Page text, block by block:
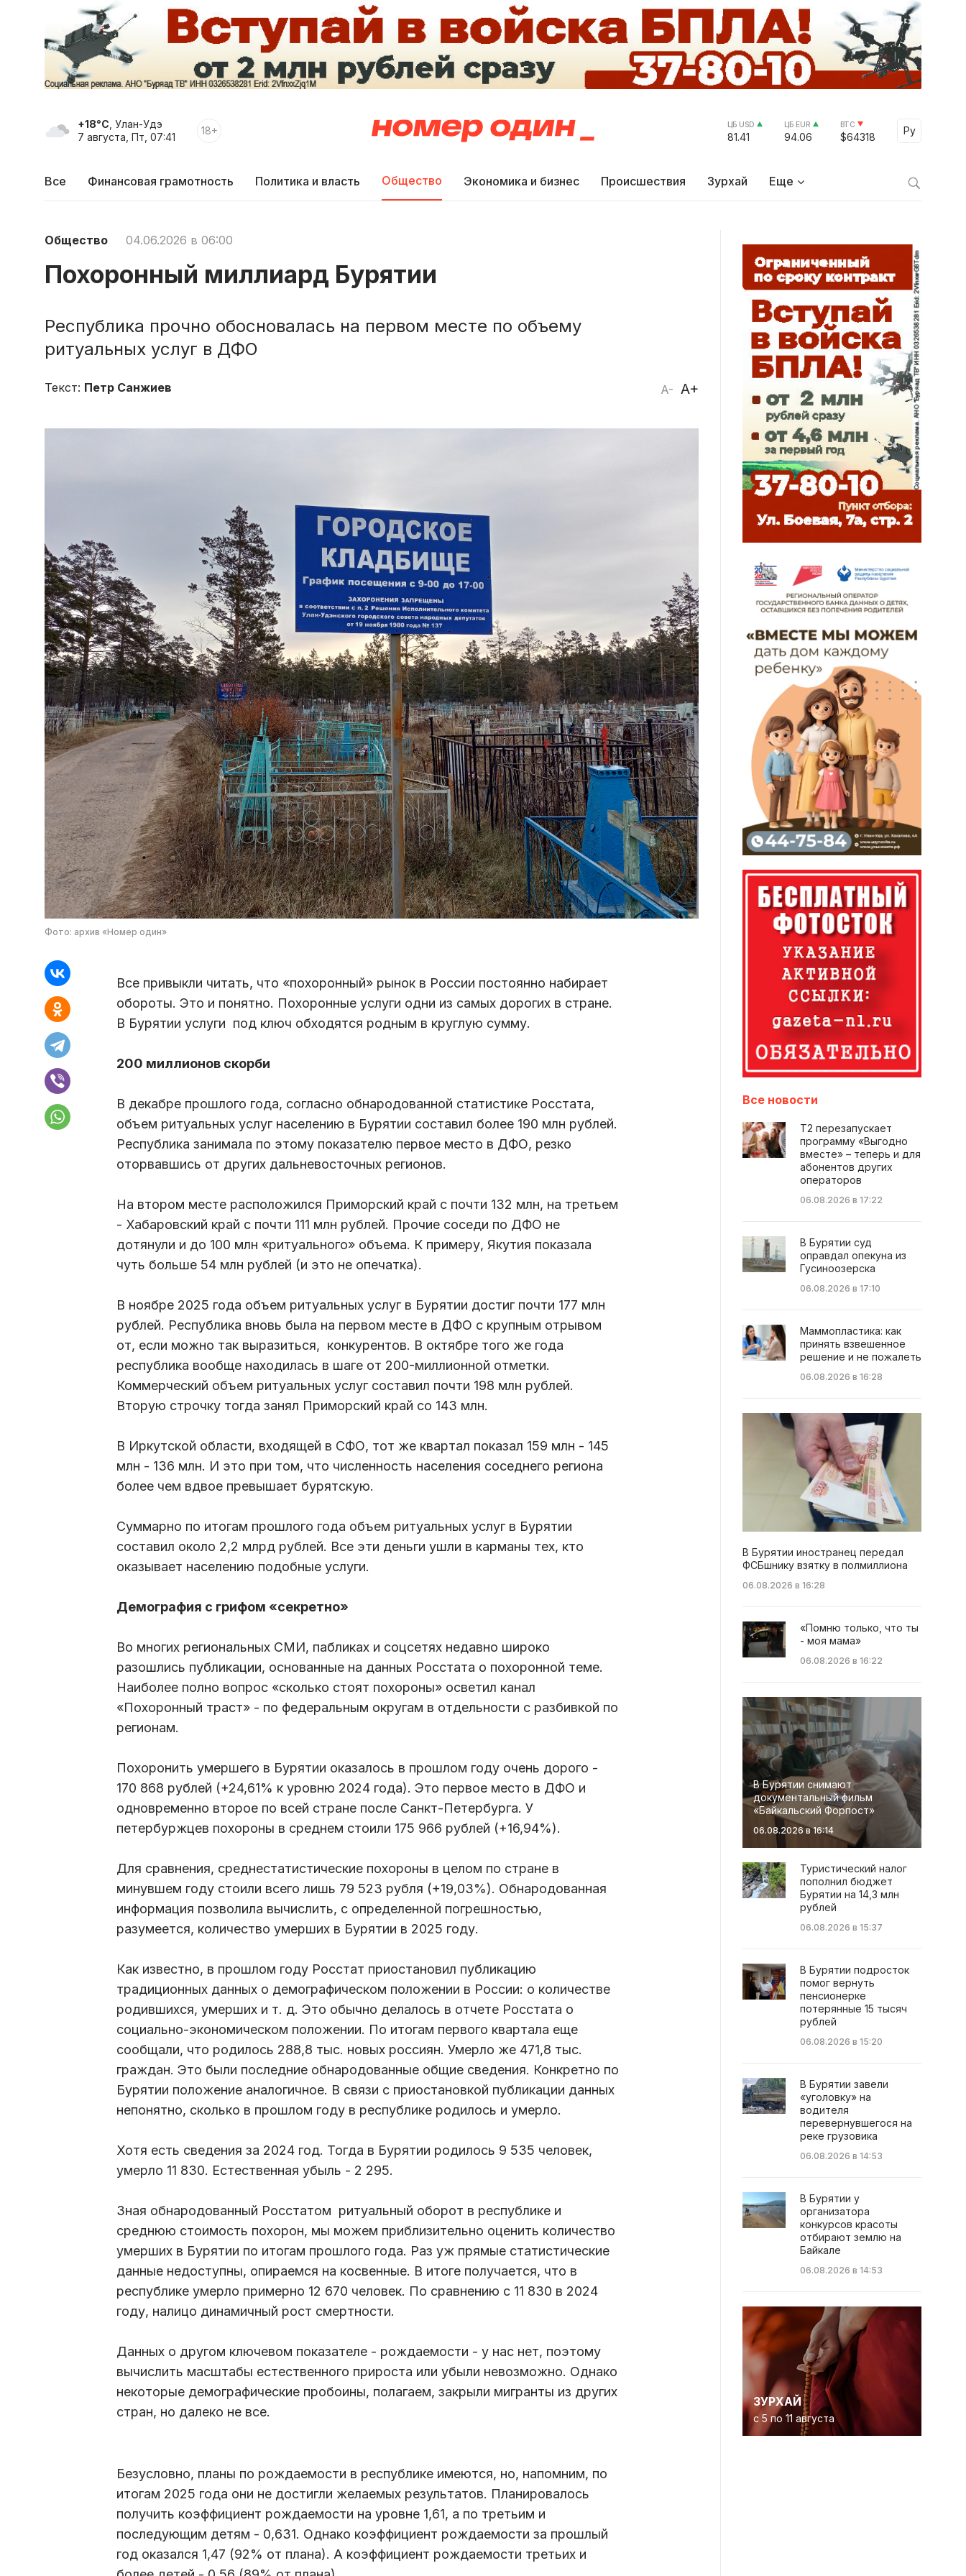
+18°C , Улан-Удэ
7 августа, Пт, 07:41
18+ ЦБ USD
81.41
ЦБ EUR
94.06
BTC
$64318
Ру
Select
Все Финансовая грамотность Политика и власть Общество Экономика и бизнес Происшествия Зурхай Еще
Общество 04.06.2026 в 06:00
Похоронный миллиард Бурятии
Республика прочно обосновалась на первом месте по объему
ритуальных услуг в ДФО
A- A+
Текст: Петр Санжиев
Фото: архив «Номер один»
Все привыкли читать, что «похоронный» рынок в России постоянно набирает
обороты. Это и понятно. Похоронные услуги одни из самых дорогих в стране.
В Бурятии услуги под ключ обходятся родным в круглую сумму.
200 миллионов скорби
В декабре прошлого года, согласно обнародованной статистике Росстата,
объем ритуальных услуг населению в Бурятии составил более 190 млн рублей.
Республика занимала по этому показателю первое место в ДФО, резко
оторвавшись от других дальневосточных регионов.
На втором месте расположился Приморский край с почти 132 млн, на третьем
- Хабаровский край с почти 111 млн рублей. Прочие соседи по ДФО не
дотянули и до 100 млн «ритуального» объема. К примеру, Якутия показала
чуть больше 54 млн рублей (и это не опечатка).
В ноябре 2025 года объем ритуальных услуг в Бурятии достиг почти 177 млн
рублей. Республика вновь была на первом месте в ДФО с крупным отрывом
от, если можно так выразиться, конкурентов. В октябре того же года
республика вообще находилась в шаге от 200-миллионной отметки.
Коммерческий объем ритуальных услуг составил почти 198 млн рублей.
Вторую строчку тогда занял Приморский край со 143 млн.
В Иркутской области, входящей в СФО, тот же квартал показал 159 млн - 145
млн - 136 млн. И это при том, что численность населения соседнего региона
более чем вдвое превышает бурятскую.
Суммарно по итогам прошлого года объем ритуальных услуг в Бурятии
составил около 2,2 млрд рублей. Все эти деньги ушли в карманы тех, кто
оказывает населению подобные услуги.
Демография с грифом «секретно»
Во многих региональных СМИ, пабликах и соцсетях недавно широко
разошлись публикации, основанные на данных Росстата о похоронной теме.
Наиболее полно вопрос «сколько стоят похороны» осветил канал
«Похоронный траст» - по федеральным округам в отдельности с разбивкой по
регионам.
Похоронить умершего в Бурятии оказалось в прошлом году очень дорого -
170 868 рублей (+24,61% к уровню 2024 года). Это первое место в ДФО и
одновременно второе по всей стране после Санкт-Петербурга. У
петербуржцев похороны в среднем стоили 175 966 рублей (+16,94%).
Для сравнения, среднестатистические похороны в целом по стране в
минувшем году стоили всего лишь 79 523 рубля (+19,03%). Обнародованная
информация позволила вычислить, с определенной погрешностью,
разумеется, количество умерших в Бурятии в 2025 году.
Как известно, в прошлом году Росстат приостановил публикацию
традиционных данных о демографическом положении в России: о количестве
родившихся, умерших и т. д. Это обычно делалось в отчете Росстата о
социально-экономическом положении. По итогам первого квартала еще
сообщали, что родилось 288,8 тыс. новых россиян. Умерло же 471,8 тыс.
граждан. Это были последние обнародованные общие сведения. Конкретно по
Бурятии положение аналогичное. В связи с приостановкой публикации данных
непонятно, сколько в прошлом году в республике родилось и умерло.
Хотя есть сведения за 2024 год. Тогда в Бурятии родилось 9 535 человек,
умерло 11 830. Естественная убыль - 2 295.
Зная обнародованный Росстатом ритуальный оборот в республике и
среднюю стоимость похорон, мы можем приблизительно оценить количество
умерших в Бурятии по итогам прошлого года. Раз уж прямые статистические
данные недоступны, опираемся на косвенные. В итоге получается, что в
республике умерло примерно 12 670 человек. По сравнению с 11 830 в 2024
году, налицо динамичный рост смертности.
Данных о другом ключевом показателе - рождаемости - у нас нет, поэтому
вычислить масштабы естественного прироста или убыли невозможно. Однако
некоторые демографические пробоины, полагаем, закрыли мигранты из других
стран, но далеко не все.
Безусловно, планы по рождаемости в республике имеются, но, напомним, по
итогам 2025 года они не достигли желаемых результатов. Планировалось
получить коэффициент рождаемости на уровне 1,61, а по третьим и
последующим детям - 0,631. Однако коэффициент рождаемости за прошлый
год оказался 1,47 (92% от плана). А коэффициент рождаемости третьих и
Все новости
Т2 перезапускает
программу «Выгодно
вместе» – теперь и для
абонентов других
операторов
06.08.2026 в 17:22
В Бурятии суд
оправдал опекуна из
Гусиноозерска
06.08.2026 в 17:10
Маммопластика: как
принять взвешенное
решение и не пожалеть
06.08.2026 в 16:28
В Бурятии иностранец передал
ФСБшнику взятку в полмиллиона
06.08.2026 в 16:28
«Помню только, что ты
- моя мама»
06.08.2026 в 16:22
В Бурятии снимают
документальный фильм
«Байкальский Форпост»
06.08.2026 в 16:14
Туристический налог
пополнил бюджет
Бурятии на 14,3 млн
рублей
06.08.2026 в 15:37
В Бурятии подросток
помог вернуть
пенсионерке
потерянные 15 тысяч
рублей
06.08.2026 в 15:20
В Бурятии завели
«уголовку» на
водителя
перевернувшегося на
реке грузовика
06.08.2026 в 14:53
В Бурятии у
организатора
конкурсов красоты
отбирают землю на
Байкале
06.08.2026 в 14:53
ЗУРХАЙ
с 5 по 11 августа